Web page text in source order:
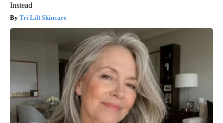
Instead
Tri Lift Skincare